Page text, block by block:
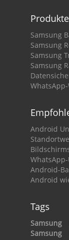
Produkte
Samsung
Samsung
Samsung
Samsung
Android
Android-
Android
Tags
Samsung
Samsung